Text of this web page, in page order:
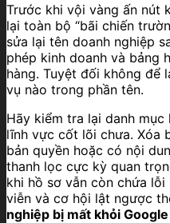
Trước khi vội vàng ấn nút
lại toàn bộ “bãi chiến
sửa lại tên doanh nghiệp
phép kinh doanh và bảng
hàng. Tuyệt đối không để
vụ nào trong phần tên.
Hãy kiểm tra lại danh
lĩnh vực cốt lõi chưa. Xóa
bản quyền hoặc có nội
thanh lọc cực kỳ quan
khi hồ sơ vẫn còn chứa
viễn và cơ hội lật ngược
nghiệp bị mất khỏi